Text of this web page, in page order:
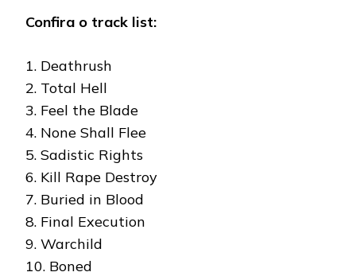
Confira o track list:
1. Deathrush
2. Total Hell
3. Feel the Blade
4. None Shall Flee
5. Sadistic Rights
6. Kill Rape Destroy
7. Buried in Blood
8. Final Execution
9. Warchild
10. Boned